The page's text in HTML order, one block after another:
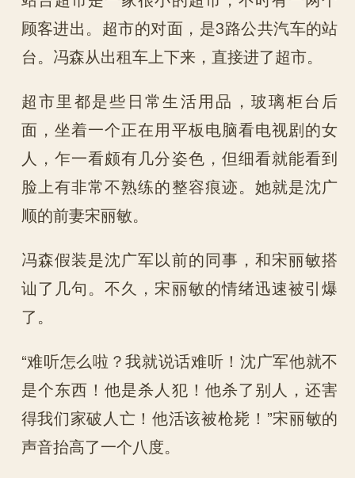
顾客进出。超市的对面，是3路公共汽车的站
台。冯森从出租车上下来，直接进了超市。
超市里都是些日常生活用品，玻璃柜台后
面，坐着一个正在用平板电脑看电视剧的女
人，乍一看颇有几分姿色，但细看就能看到
脸上有非常不熟练的整容痕迹。她就是沈广
顺的前妻宋丽敏。
冯森假装是沈广军以前的同事，和宋丽敏搭
讪了几句。不久，宋丽敏的情绪迅速被引爆
了。
“难听怎么啦？我就说话难听！沈广军他就不
是个东西！他是杀人犯！他杀了别人，还害
得我们家破人亡！他活该被枪毙！”宋丽敏的
声音抬高了一个八度。